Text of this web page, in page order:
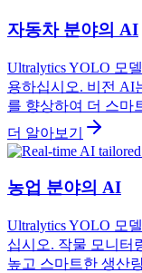
자동차 분야의 AI
Ultralytics YOLO 모
용하십시오. 비전 AI
를 향상하여 더 스마
더 알아보기
농업 분야의 AI
Ultralytics YOLO 모
십시오. 작물 모니터
높고 스마트한 생산